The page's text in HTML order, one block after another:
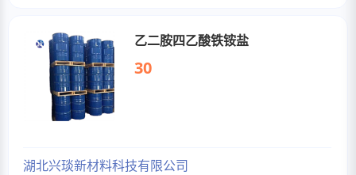
乙二胺四乙酸铁铵盐
30
湖北兴琰新材料科技有限公司